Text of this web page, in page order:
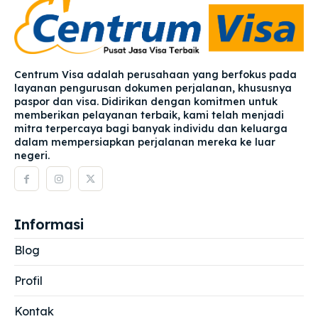
Centrum Visa adalah perusahaan yang berfokus pada
layanan pengurusan dokumen perjalanan, khususnya
paspor dan visa. Didirikan dengan komitmen untuk
memberikan pelayanan terbaik, kami telah menjadi
mitra terpercaya bagi banyak individu dan keluarga
dalam mempersiapkan perjalanan mereka ke luar
negeri.
Informasi
Blog
Profil
Kontak